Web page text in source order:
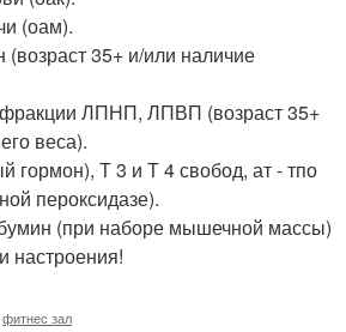
(оам).
(возраст 35+ и/или наличие
фракции ЛПНП, ЛПВП (возраст 35+
веса).
гормон), Т 3 и Т 4 свобод, ат - тпо
пероксидазе).
(при наборе мышечной массы)
настроения!
фитнес зал